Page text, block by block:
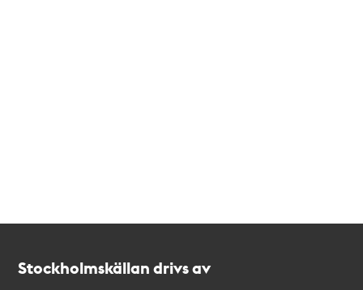
Stockholmskällan drivs av